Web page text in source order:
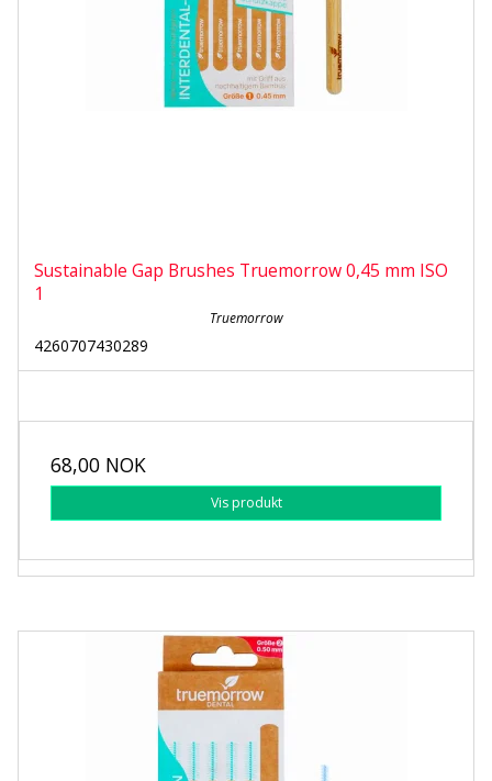
Sustainable Gap Brushes Truemorrow 0,45 mm ISO
1
Truemorrow
4260707430289
68,00 NOK
Vis produkt